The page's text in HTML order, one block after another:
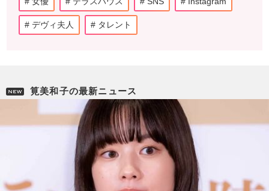
デヴィ夫人 タレント
筧美和子の最新ニュース